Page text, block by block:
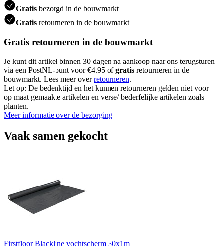
Gratis bezorgd in de bouwmarkt
Gratis retourneren in de bouwmarkt
Gratis retourneren in de bouwmarkt
Je kunt dit artikel binnen 30 dagen na aankoop naar ons terugsturen
via een PostNL-punt voor €4.95 ofgratis retourneren in de
bouwmarkt. Lees meer overretourneren.
Let op: De bedenktijd en het kunnen retourneren gelden niet voor
op maat gemaakte artikelen en verse/ bederfelijke artikelen zoals
planten.
Meer informatie over de bezorging
Vaak samen gekocht
Firstfloor Blackline vochtscherm 30x1m